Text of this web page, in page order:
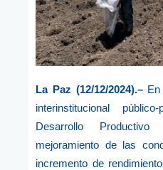
La Paz (12/12/2024).–
interinstitucional
Desarrollo
mejoramiento de las
incremento de